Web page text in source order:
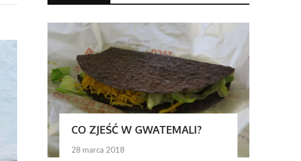
CO ZJEŚĆ W GWATEMALI?
28 marca 2018